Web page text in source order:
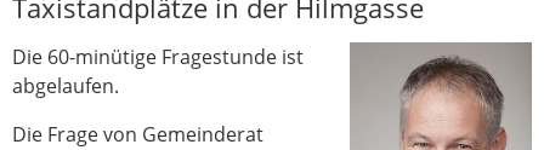
Die 60-minütige Fragestunde ist
abgelaufen.
Die Frage von Gemeinderat